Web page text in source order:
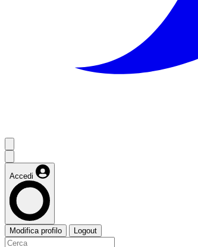
Accedi
Modifica profilo Logout